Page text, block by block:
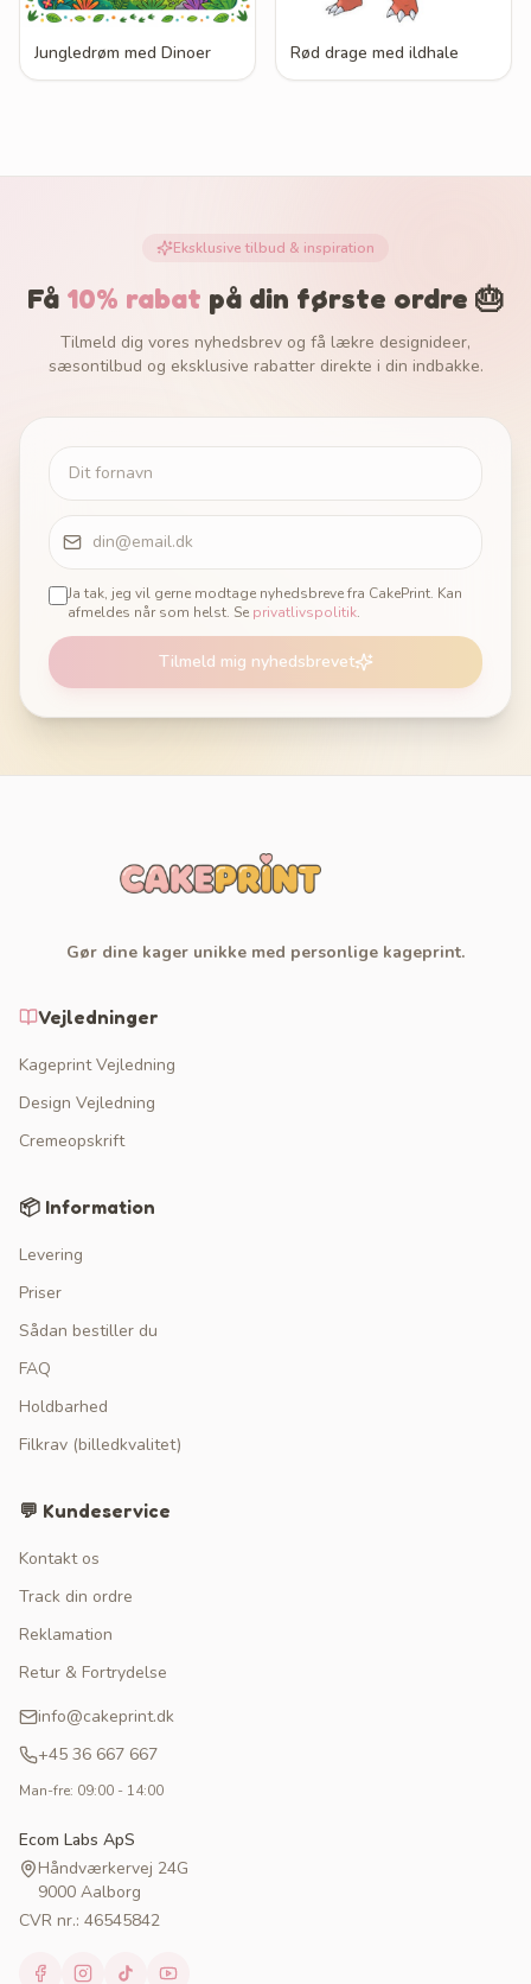
Jungledrøm med Dinoer Rød drage med ildhale
Eksklusive tilbud & inspiration
Få 10% rabat på din første ordre 🎂
Tilmeld dig vores nyhedsbrev og få lækre designideer,
sæsontilbud og eksklusive rabatter direkte i din indbakke.
Ja tak, jeg vil gerne modtage nyhedsbreve fra CakePrint. Kan
afmeldes når som helst. Se privatlivspolitik.
Tilmeld mig nyhedsbrevet
Gør dine kager unikke med personlige kageprint.
Vejledninger
Kageprint Vejledning
Design Vejledning
Cremeopskrift
📦 Information
Levering
Priser
Sådan bestiller du
FAQ
Holdbarhed
Filkrav (billedkvalitet)
💬 Kundeservice
Kontakt os
Track din ordre
Reklamation
Retur & Fortrydelse
info@cakeprint.dk
+45 36 667 667
Man-fre: 09:00 - 14:00
Ecom Labs ApS
Håndværkervej 24G
9000 Aalborg
CVR nr.: 46545842